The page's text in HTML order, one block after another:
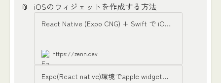
📎 iOSのウィジェットを作成する方法
React Native (Expo CNG) + Swift で iOS Widget を開発する
https://zenn.dev
Expo(React native)環境でapple widgetを実装する